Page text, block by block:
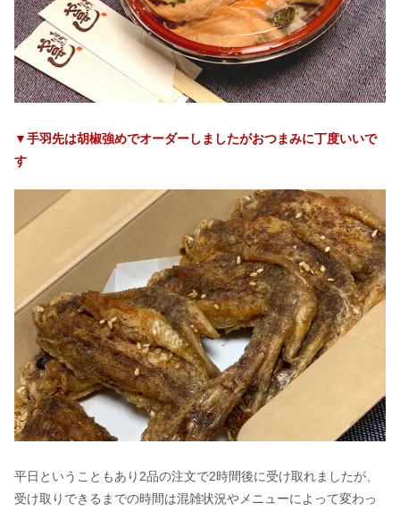
▼手羽先は胡椒強めでオーダーしましたがおつまみに丁度いいで
す
平日ということもあり2品の注文で2時間後に受け取れましたが、
受け取りできるまでの時間は混雑状況やメニューによって変わっ